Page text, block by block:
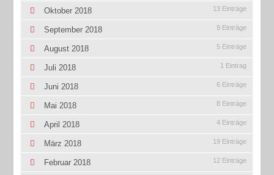
Oktober 2018 13 Einträge
September 2018 9 Einträge
August 2018 5 Einträge
Juli 2018 1 Eintrag
Juni 2018 6 Einträge
Mai 2018 8 Einträge
April 2018 4 Einträge
März 2018 19 Einträge
Februar 2018 12 Einträge